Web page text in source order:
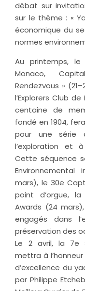
débat sur
sur le thème : «
économique du
normes
Au printemps, le
Monaco,
Rendezvous »
l’Explorers Club
centaine de
fondé en 1904,
pour une série
l’exploration et
Cette séquence
mars), le 30e
point d’orgue,
Awards (24
engagés dans
préservation des
Le 2 avril, la 7e
mettra à
d’excellence du
par Philippe